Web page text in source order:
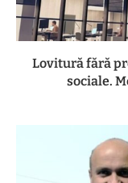
Lovitură fără
sociale.